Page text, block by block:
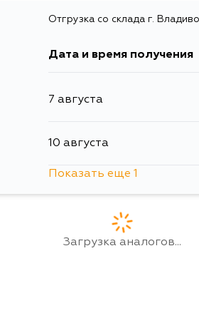
17 августа
18 августа
Отгрузка со склада г.
Дата и время получения
7 августа
10 августа
Показать еще 1
Загрузка аналогов...